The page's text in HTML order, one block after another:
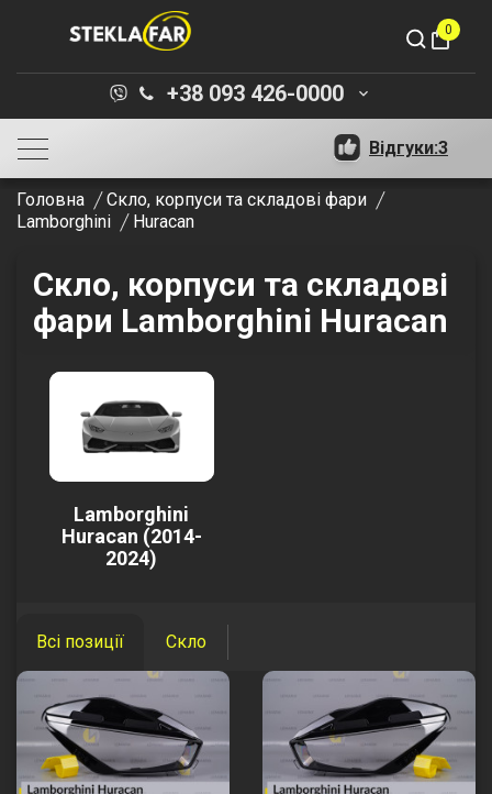
shopping_bag
0
+38 093 426-0000 keyboard_arrow_down
Відгуки:3
Головна
Скло, корпуси та складові фари
Lamborghini
Huracan
Скло, корпуси та складові
фари Lamborghini Huracan
Lamborghini
Huracan (2014-
2024)
Всі позиції Скло